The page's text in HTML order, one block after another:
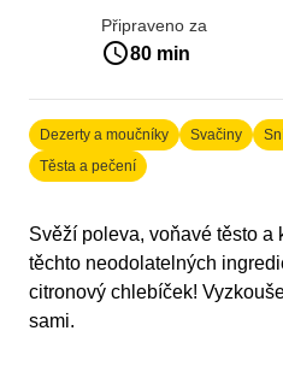
Připraveno za
access_time80 min
Dezerty a moučníky Svačiny
Těsta a pečení
Svěží poleva, voňavé těsto a
těchto neodolatelných
citronový chlebíček!
sami.